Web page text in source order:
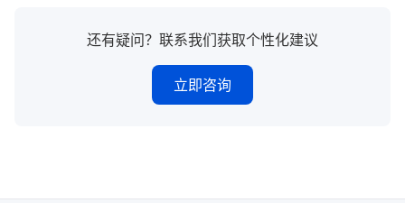
还有疑问？联系我们获取个性化建议
立即咨询